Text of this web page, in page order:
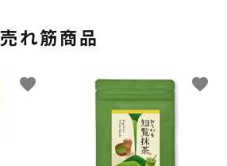
売れ筋商品
favorite favorite